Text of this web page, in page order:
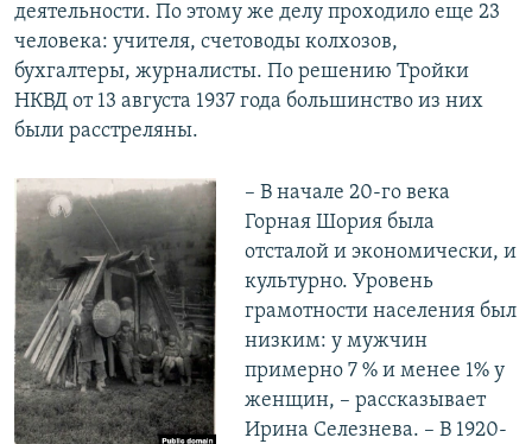
деятельности. По этому же делу проходило еще 23
человека: учителя, счетоводы колхозов,
бухгалтеры, журналисты. По решению Тройки
НКВД от 13 августа 1937 года большинство из них
были расстреляны.
– В начале 20-го века
Горная Шория была
отсталой и экономически, и
культурно. Уровень
грамотности населения был
низким: у мужчин
примерно 7 % и менее 1% у
женщин, – рассказывает
Ирина Селезнева. – В 1920-